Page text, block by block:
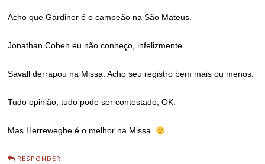
Acho que Gardiner é o campeão na São Mateus.
Jonathan Cohen eu não conheço, infelizmente.
Savall derrapou na Missa. Acho seu registro bem mais ou menos.
Tudo opinião, tudo pode ser contestado, OK.
Mas Herreweghe é o melhor na Missa.
RESPONDER